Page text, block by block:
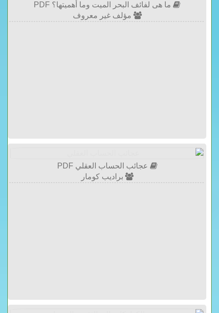
ما هى لفائف البحر الميت وما أهميتها؟ PDF
مؤلف غير معروف
عجائب الحساب العقلي PDF
براديب كومار